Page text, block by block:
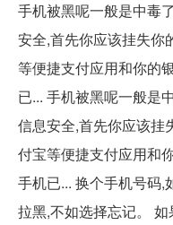
手机被黑呢一般是中毒
安全,首先你应该挂失你
等便捷支付应用和你的
已... 手机被黑呢一般是
信息安全,首先你应该挂
付宝等便捷支付应用和
手机已... 换个手机号码,
拉黑,不如选择忘记。